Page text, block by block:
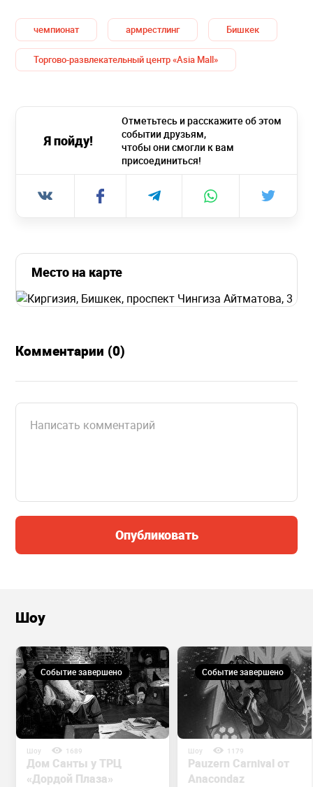
чемпионат армрестлинг Бишкек
Торгово-развлекательный центр «Asia Mall»
Я пойду!
Отметьтесь и расскажите об этом
событии друзьям,
чтобы они смогли к вам
присоединиться!
Место на карте
Комментарии (0)
Опубликовать
Шоу
Событие завершено
Шоу 1689
Дом Санты у ТРЦ
«Дордой Плаза»
Событие завершено
Шоу 1179
Pauzern Carnival от
Anacondaz